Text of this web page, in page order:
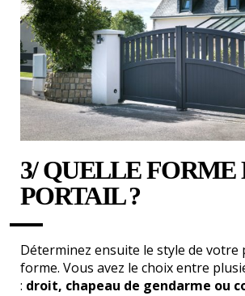
3/ QUELLE FORME
PORTAIL ?
Déterminez ensuite le style de votre
forme. Vous avez le choix entre
: droit, chapeau de gendarme ou